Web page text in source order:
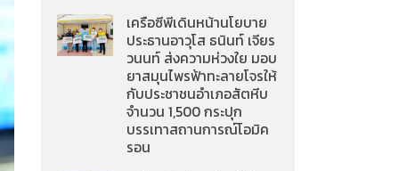
เครือซีพีเดินหน้านโยบาย
ประธานอาวุโส ธนินท์ เจียร
วนนท์ ส่งความห่วงใย มอบ
ยาสมุนไพรฟ้าทะลายโจรให้
กับประชาชนอำเภอสัตหีบ
จำนวน 1,500 กระปุก
บรรเทาสถานการณ์โอมิค
รอน